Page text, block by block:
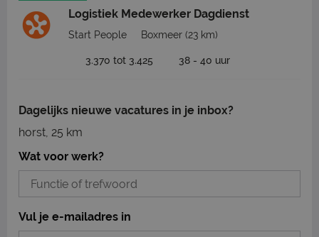
Logistiek Medewerker Dagdienst
Start People Boxmeer (23 km)
3.370 tot 3.425 38 - 40 uur
Dagelijks nieuwe vacatures in je inbox?
horst, 25 km
Wat voor werk?
Vul je e-mailadres in